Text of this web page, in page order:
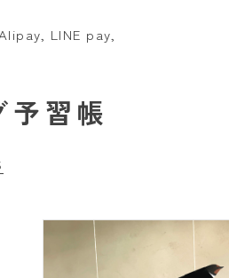
LINE pay,
予習帳